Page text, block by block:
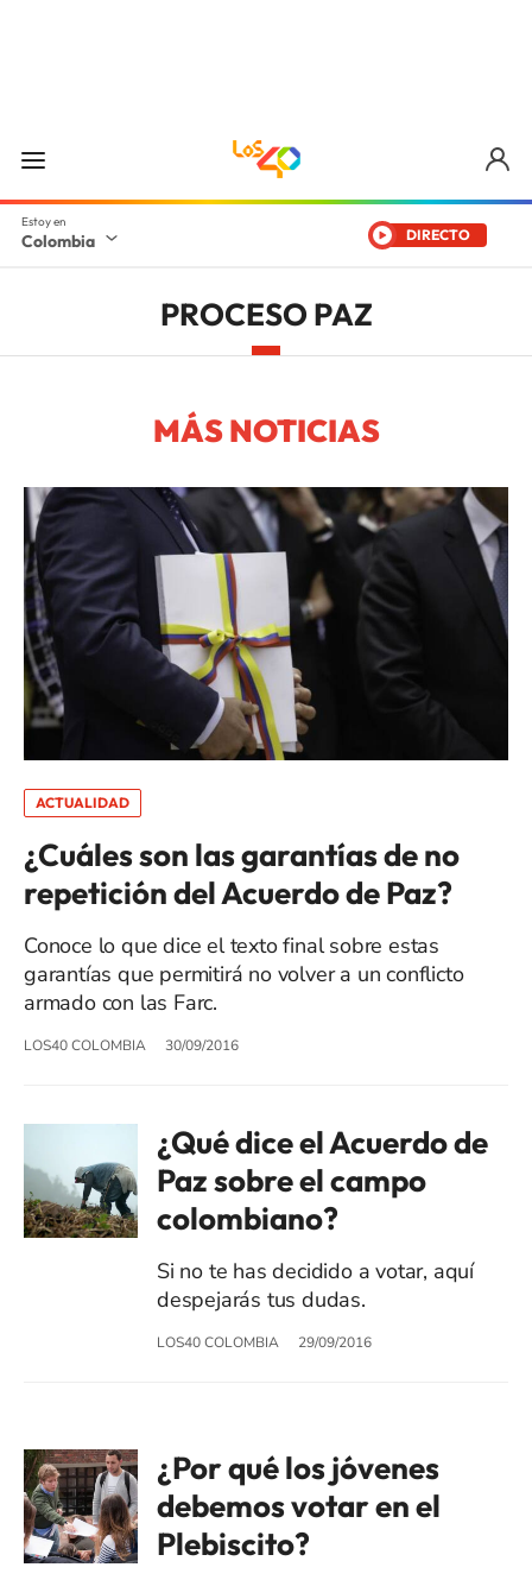
Colombia DIRECTO
PROCESO PAZ
MÁS NOTICIAS
ACTUALIDAD
¿Cuáles son las garantías de no
repetición del Acuerdo de Paz?
Conoce lo que dice el texto final sobre estas
garantías que permitirá no volver a un conflicto
armado con las Farc.
LOS40 COLOMBIA 30/09/2016
¿Qué dice el Acuerdo de
Paz sobre el campo
colombiano?
Si no te has decidido a votar, aquí
despejarás tus dudas.
LOS40 COLOMBIA 29/09/2016
¿Por qué los jóvenes
debemos votar en el
Plebiscito?